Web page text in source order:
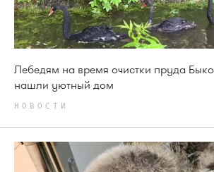
Лебедям на время очистки пруда
нашли уютный дом
НОВОСТИ